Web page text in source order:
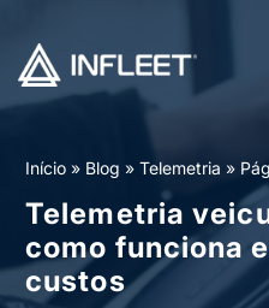
Início » Blog » Telemetria »
Telemetria
como funciona
custos